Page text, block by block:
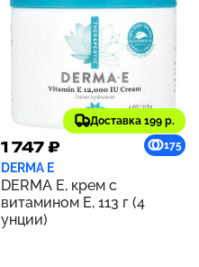
Доставка 199 р.
1 747 ₽ 175
DERMA E
DERMA E, крем с
витамином Е, 113 г (4
унции)